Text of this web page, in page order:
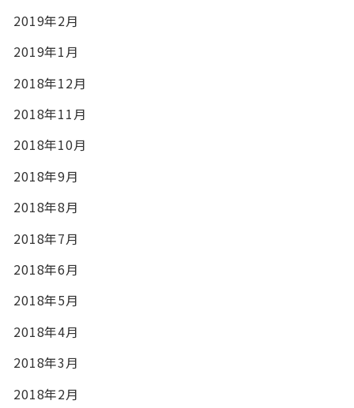
2019年2月
2019年1月
2018年12月
2018年11月
2018年10月
2018年9月
2018年8月
2018年7月
2018年6月
2018年5月
2018年4月
2018年3月
2018年2月